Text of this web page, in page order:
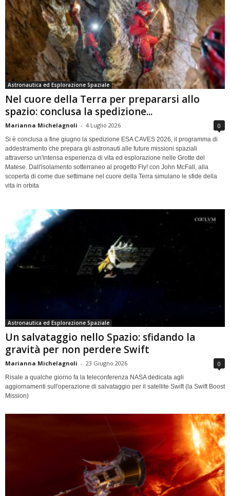
Astronautica ed Esplorazione Spaziale
Nel cuore della Terra per prepararsi allo
spazio: conclusa la spedizione...
Marianna Michelagnoli - 4 Luglio 2026 0
Si è conclusa a fine giugno la spedizione ESA CAVES 2026, il programma di
addestramento che prepara gli astronauti alle future missioni spaziali
attraverso un'intensa esperienza di vita ed esplorazione nelle Grotte del
Matese. Dall'isolamento sotterraneo al progetto Fly! con John McFall, alla
scoperta di come due settimane nel cuore della Terra simulano le sfide della
vita in orbita
Astronautica ed Esplorazione Spaziale
Un salvataggio nello Spazio: sfidando la
gravità per non perdere Swift
Marianna Michelagnoli - 23 Giugno 2026 0
Risale a qualche giorno fa la teleconferenza NASA dedicata agli
aggiornamenti sull'operazione di salvataggio per il satellite Swift (la Swift Boost
Mission)